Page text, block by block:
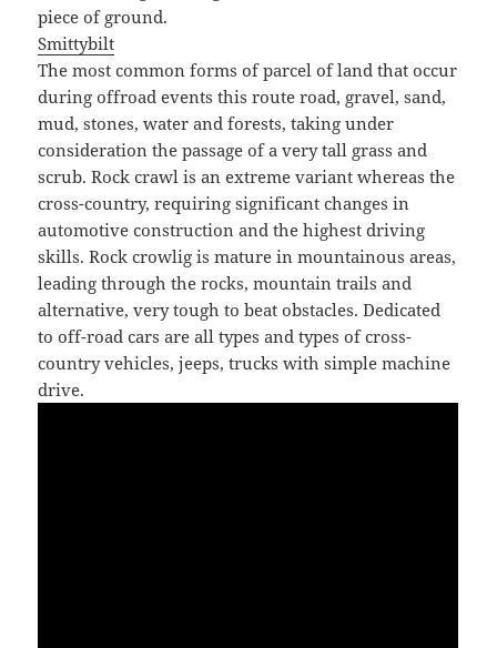
piece of ground.
Smittybilt
The most common forms of parcel of land that occur
during offroad events this route road, gravel, sand,
mud, stones, water and forests, taking under
consideration the passage of a very tall grass and
scrub. Rock crawl is an extreme variant whereas the
cross-country, requiring significant changes in
automotive construction and the highest driving
skills. Rock crowlig is mature in mountainous areas,
leading through the rocks, mountain trails and
alternative, very tough to beat obstacles. Dedicated
to off-road cars are all types and types of cross-
country vehicles, jeeps, trucks with simple machine
drive.